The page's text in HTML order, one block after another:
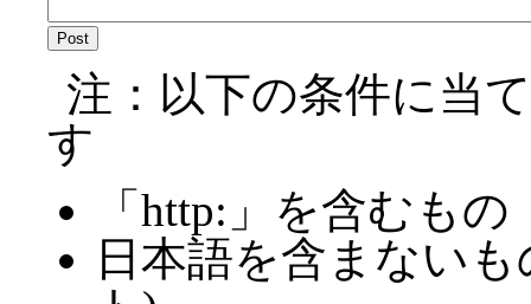
注：以下の条件に当
す
「http:」を含むもの
日本語を含まない